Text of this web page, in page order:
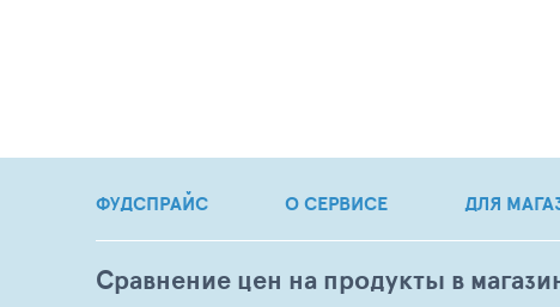
ФУДСПРАЙС О СЕРВИСЕ ДЛЯ
Сравнение цен на продукты в